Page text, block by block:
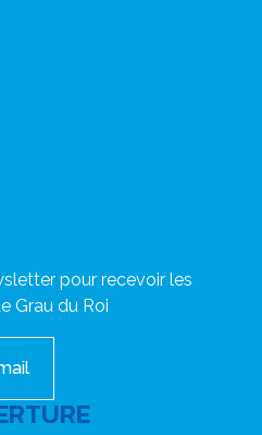
pour recevoir les
Grau du Roi